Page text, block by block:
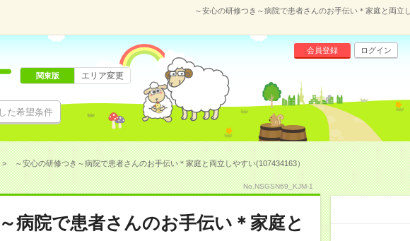
～安心の研修つき～病院で患者さんのお手伝い＊家庭と両立
た希望条件
会員登録 ログイン
関東版 エリア変更
～安心の研修つき～病院で患者さんのお手伝い＊家庭と両立しやすい(107434163）
No.NSGSN69_KJM-1
病院で患者さんのお手伝い＊家庭と